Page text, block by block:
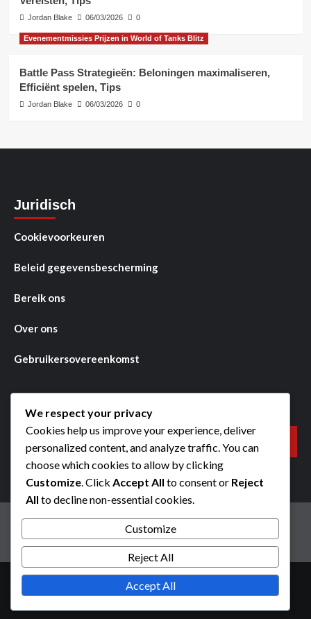
Jordan Blake 06/03/2026 0
Evenementmissies Prijzen in World of Tanks Blitz
Battle Pass Strategieën: Beloningen maximaliseren,
Efficiënt spelen, Tips
Jordan Blake 06/03/2026 0
Juridisch
Cookievoorkeuren
Beleid gegevensbescherming
Bereik ons
Over ons
Gebruikersovereenkomst
Search
for:
Cookievoorkeuren
Beleid gegevensbescherming
Bereik ons
Over ons Gebruikersovereenkomst
Copyright © All rights reserved.
We respect your privacy
Cookies help us improve your experience, deliver
personalized content, and analyze traffic. You can
choose which cookies to allow by clicking
Customize . Click Accept All to consent or Reject
All to decline non-essential cookies.
Customize
Reject All
Accept All